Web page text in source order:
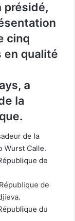
présidé,
cinq
en qualité
a
la
de la
Wurst Calle.
de
de
du